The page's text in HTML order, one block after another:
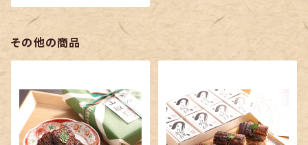
その他の商品